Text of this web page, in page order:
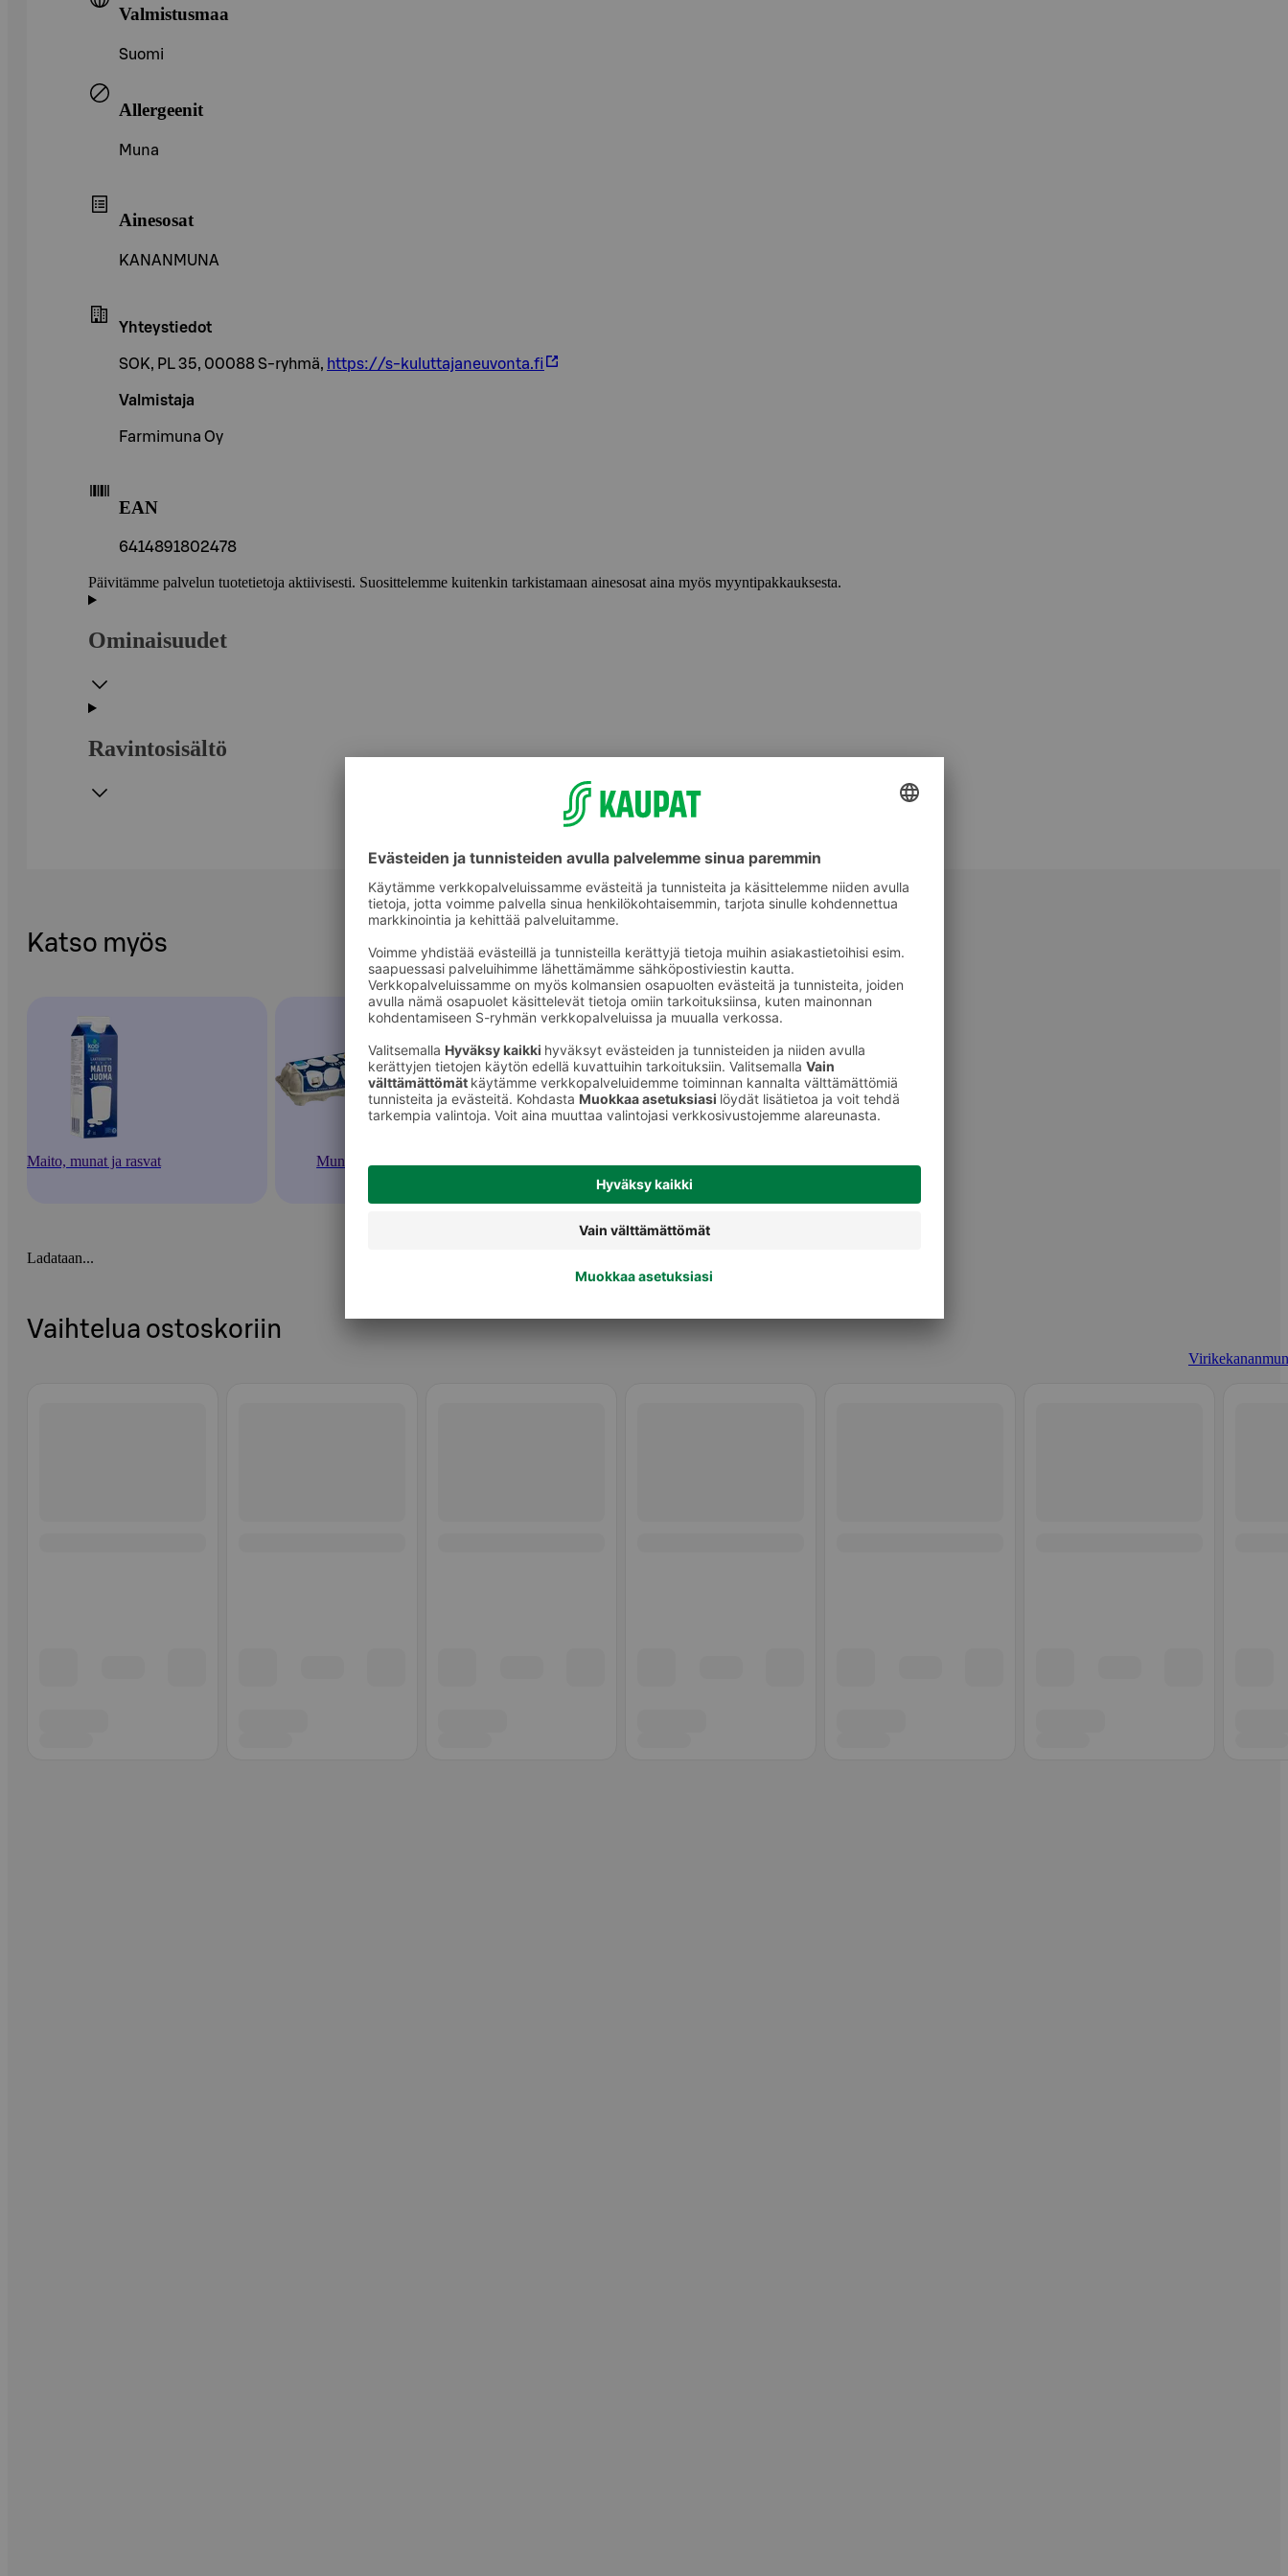
Valmistusmaa
Suomi
Allergeenit
Muna
Ainesosat
KANANMUNA
Yhteystiedot
SOK, PL 35, 00088 S-ryhmä, https://s-kuluttajaneuvonta.fi
Valmistaja
Farmimuna Oy
EAN
6414891802478
Päivitämme palvelun tuotetietoja aktiivisesti. Suosittelemme kuitenkin tarkistamaan ainesosat aina myös myyntipakkauksesta.
Ominaisuudet
Ravintosisältö
Katso myös
Maito, munat ja rasvat Munat
Ladataan...
Vaihtelua ostoskoriin